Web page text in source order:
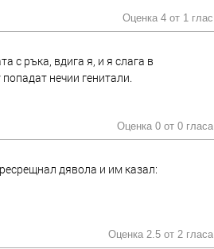
Оценка 4 от 1 глас
с ръка, вдига я, и я слага в
нечии генитали.
Оценка 0 от 0 гласа
дявола и им казал:
Оценка 2.5 от 2 гласа